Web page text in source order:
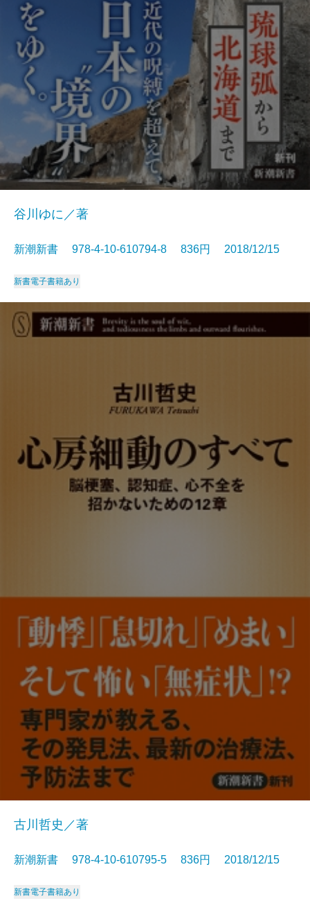
谷川ゆに／著
新潮新書 978-4-10-610794-8 836円 2018/12/15
新書電子書籍あり
古川哲史／著
新潮新書 978-4-10-610795-5 836円 2018/12/15
新書電子書籍あり